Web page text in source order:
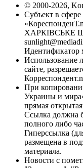
© 2000-2026,
Субъект в
ХАРКІВСЬКЕ
Идентификатор
Использование
сайте,
При
Украины и
прямая
Ссылка должна
полного либо
Гиперссылка
размещена в
материала.
Новости с